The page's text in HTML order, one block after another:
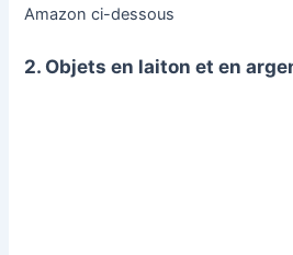
Amazon ci-dessous
2. Objets en laiton et en